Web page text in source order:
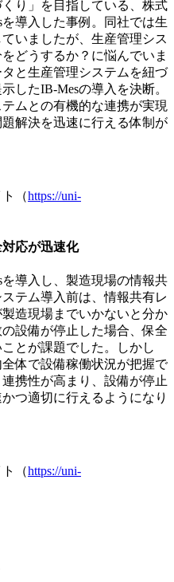
り」を目指している、株式
導入した事例。同社では生
いましたが、生産管理シス
どうするか？に悩んでいま
と生産管理システムを紐づ
したIB-Mesの導入を決断。
ムとの有機的な連携が実現
解決を迅速に行える体制が
（https://uni-
応が迅速化
導入し、製造現場の情報共
テム導入前は、情報共有レ
造現場までいかないと分か
設備が停止した場合、保全
とが課題でした。しかし
体で設備稼働状況が把握で
携性が高まり、設備が停止
つ適切に行えるようになり
（https://uni-